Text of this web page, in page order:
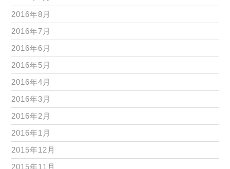
2016年8月
2016年7月
2016年6月
2016年5月
2016年4月
2016年3月
2016年2月
2016年1月
2015年12月
2015年11月